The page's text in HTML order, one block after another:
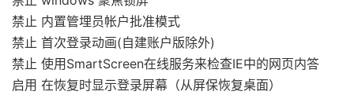
禁止 内置管埋员帐户批准模式
禁止 首次登录动画(自建账户版除外)
禁止 使用SmartScreen在线服务来检查IE中的网页内答
启用 在恢复时显示登录屏幕（从屏保恢复桌面）